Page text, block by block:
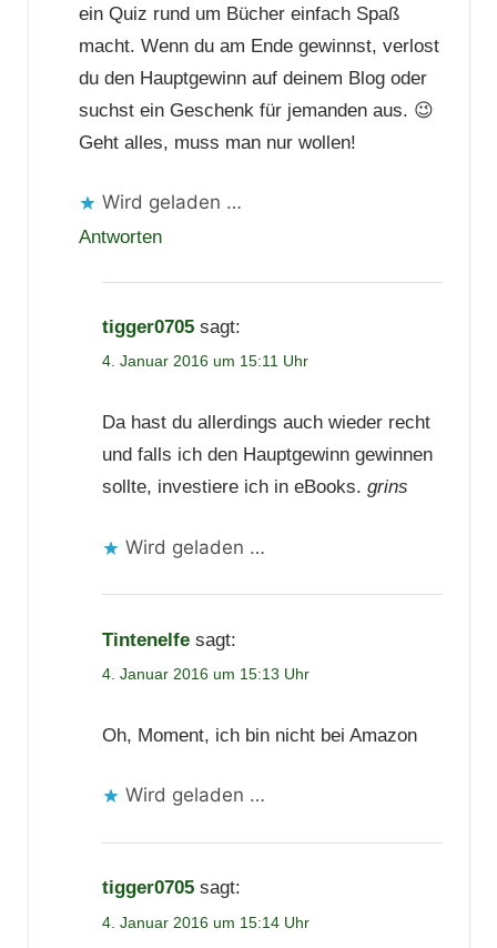
ein Quiz rund um Bücher einfach Spaß
macht. Wenn du am Ende gewinnst, verlost
du den Hauptgewinn auf deinem Blog oder
suchst ein Geschenk für jemanden aus. 😉
Geht alles, muss man nur wollen!
Wird geladen …
Antworten
tigger0705 sagt:
4. Januar 2016 um 15:11 Uhr
Da hast du allerdings auch wieder recht
und falls ich den Hauptgewinn gewinnen
sollte, investiere ich in eBooks. grins
Wird geladen …
Tintenelfe sagt:
4. Januar 2016 um 15:13 Uhr
Oh, Moment, ich bin nicht bei Amazon
Wird geladen …
tigger0705 sagt:
4. Januar 2016 um 15:14 Uhr